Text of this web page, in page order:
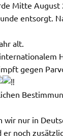
Mitte
entsorgt.
alt.
internationalem
gegen
nur in
noch